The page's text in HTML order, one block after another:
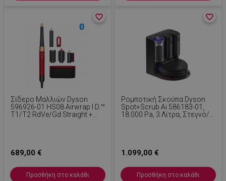
Σίδερο Μαλλιών Dyson
596926-01 HS08 Airwrap I.d.™
T1/T2 RdVe/Gd Straight +
Bluetooth, Κόκκινο
689,00 €
favorite_border
favorite_border
Προσθήκη στο καλάθι
Ρομποτική Σκούπα Dyson
Spot+Scrub Ai 586183-01,
18.000 Pa, 3 Λίτρα, Στεγνό/
1.099,00 €
favorite_border
favorite_border
Προσθήκη στο καλάθι